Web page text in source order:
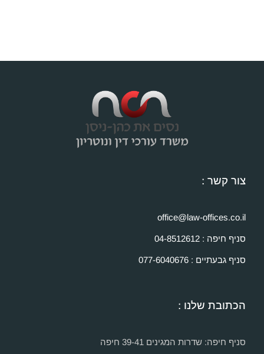
צור קשר :
office@law-offices.co.il
סניף חיפה : 04-8512612
סניף גבעתיים : 077-6040676
הכתובת שלנו :
סניף חיפה: שדרות המגינים 39-41 חיפה